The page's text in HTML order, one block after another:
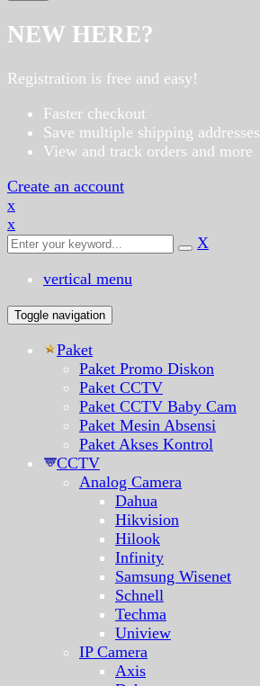
NEW HERE?
Registration is free and easy!
Faster checkout
Save multiple shipping addresses
View and track orders and more
Create an account
x
x
X
vertical menu
Toggle navigation
Paket
Paket Promo Diskon
Paket CCTV
Paket CCTV Baby Cam
Paket Mesin Absensi
Paket Akses Kontrol
CCTV
Analog Camera
Dahua
Hikvision
Hilook
Infinity
Samsung Wisenet
Schnell
Techma
Uniview
IP Camera
Axis